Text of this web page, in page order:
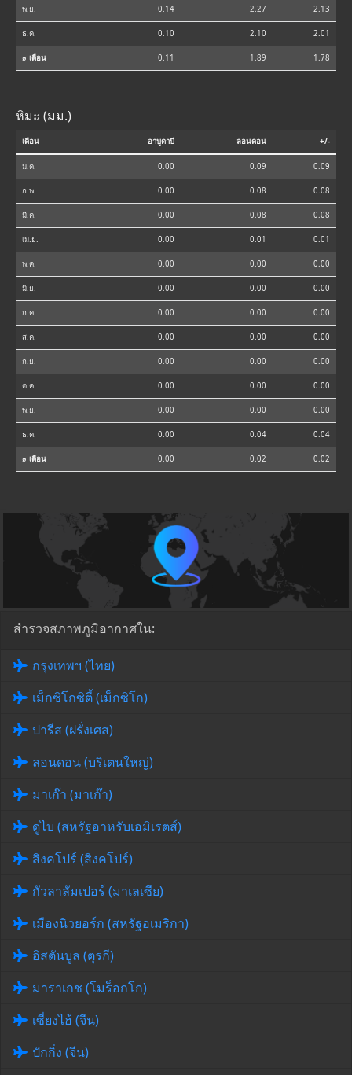
พ.ย. 0.14 2.27 2.13
ธ.ค. 0.10 2.10 2.01
⌀ เดือน 0.11 1.89 1.78
หิมะ (มม.)
เดือน อาบูดาบี ลอนดอน +/-
ม.ค. 0.00 0.09 0.09
ก.พ. 0.00 0.08 0.08
มี.ค. 0.00 0.08 0.08
เม.ย. 0.00 0.01 0.01
พ.ค. 0.00 0.00 0.00
มิ.ย. 0.00 0.00 0.00
ก.ค. 0.00 0.00 0.00
ส.ค. 0.00 0.00 0.00
ก.ย. 0.00 0.00 0.00
ต.ค. 0.00 0.00 0.00
พ.ย. 0.00 0.00 0.00
ธ.ค. 0.00 0.04 0.04
⌀ เดือน 0.00 0.02 0.02
สำรวจสภาพภูมิอากาศใน:
กรุงเทพฯ (ไทย)
เม็กซิโกซิตี้ (เม็กซิโก)
ปารีส (ฝรั่งเศส)
ลอนดอน (บริเตนใหญ่)
มาเก๊า (มาเก๊า)
ดูไบ (สหรัฐอาหรับเอมิเรตส์)
สิงคโปร์ (สิงคโปร์)
กัวลาลัมเปอร์ (มาเลเซีย)
เมืองนิวยอร์ก (สหรัฐอเมริกา)
อิสตันบูล (ตุรกี)
มาราเกช (โมร็อกโก)
เซี่ยงไฮ้ (จีน)
ปักกิ่ง (จีน)